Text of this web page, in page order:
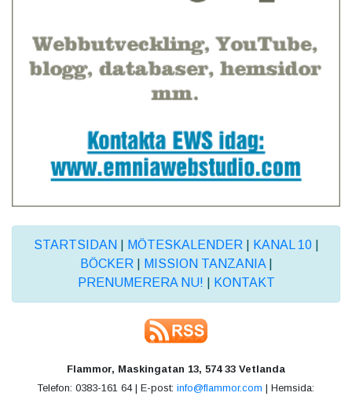
STARTSIDAN MÖTESKALENDER KANAL 10|
BÖCKER
MISSION TANZANIA|
PRENUMERERA NU!
KONTAKT
Flammor, Maskingatan 13, 574 33 Vetlanda
Telefon: 0383-161 64 | E-post: info@flammor.com | Hemsida: